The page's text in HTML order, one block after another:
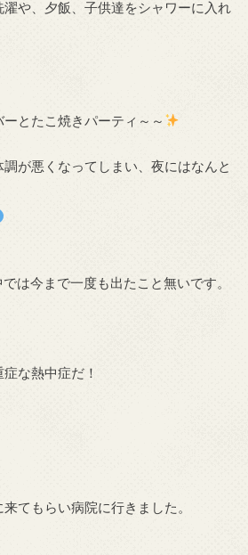
や、夕飯、子供達をシャワーに入れ
とたこ焼きパーティ～～
が悪くなってしまい、夜にはなんと
は今まで一度も出たこと無いです。
な熱中症だ！
てもらい病院に行きました。